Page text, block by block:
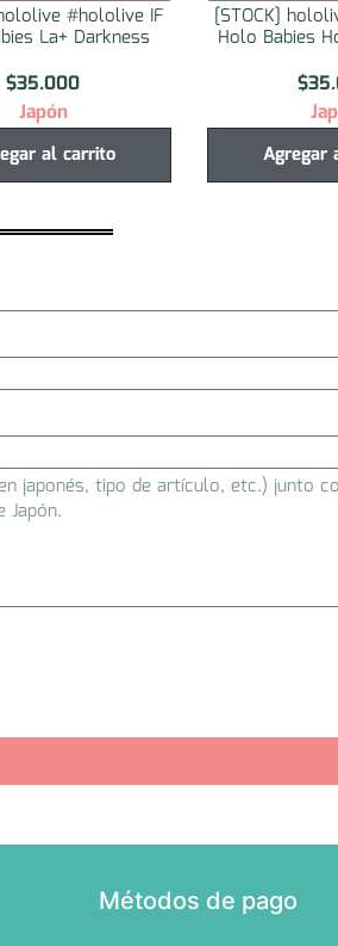
#hololive IF
Houshou Marine
$35.000
Japón
al carrito
[STOCK]
Holo Babies
$
Agregar
Métodos de pago